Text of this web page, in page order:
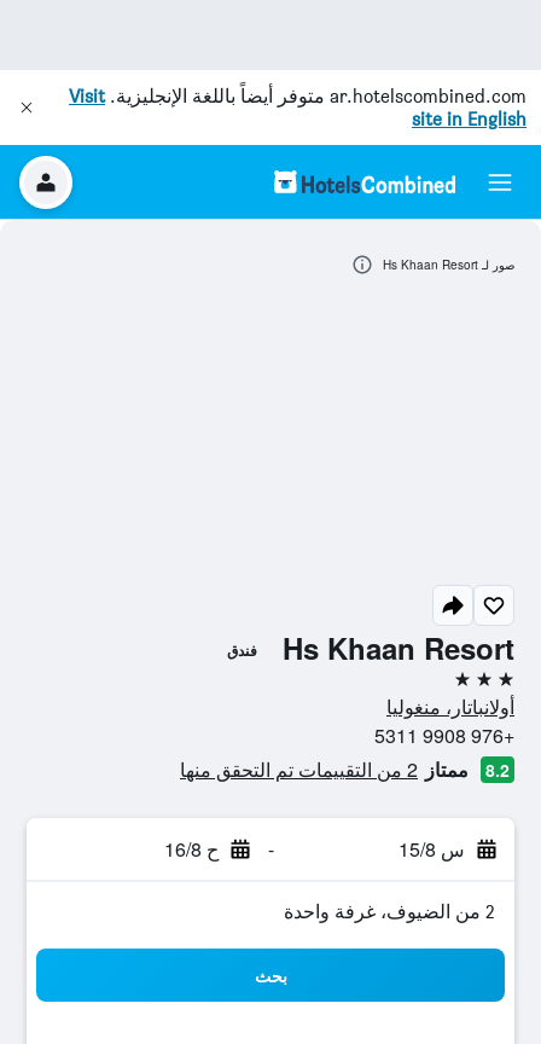
ar.hotelscombined.com متوفر أيضاً باللغة الإنجليزية.Visit
site in English
Hs Khaan Resort فندق
3 نجوم
أولانباتار، منغوليا
+976 9908 5311
8.2 ممتاز 2 من التقييمات تم التحقق منها
س 15/8 - ح 16/8
2 من الضيوف، غرفة واحدة
بحث
صور لـ Hs Khaan Resort